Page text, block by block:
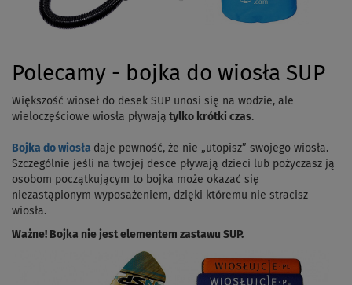
Polecamy - bojka do wiosła SUP
Większość wioseł do desek SUP unosi się na wodzie, ale
wieloczęściowe wiosła pływają tylko krótki czas.
Bojka do wiosła daje pewność, że nie „utopisz” swojego wiosła.
Szczególnie jeśli na twojej desce pływają dzieci lub pożyczasz ją
osobom początkującym to bojka może okazać się
niezastąpionym wyposażeniem, dzięki któremu nie stracisz
wiosła.
Ważne! Bojka nie jest elementem zastawu SUP.